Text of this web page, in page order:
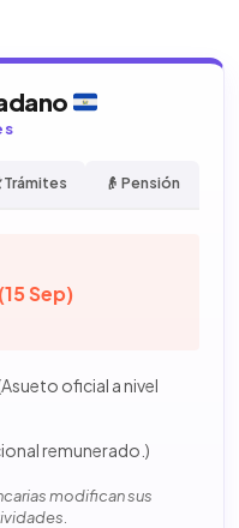
👴 Pensión
Sep)
oficial a nivel
remunerado.)
modifican sus